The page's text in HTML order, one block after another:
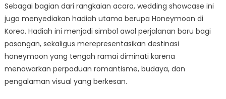
Sebagai bagian dari rangkaian acara, wedding showcase ini
juga menyediakan hadiah utama berupa Honeymoon di
Korea. Hadiah ini menjadi simbol awal perjalanan baru bagi
pasangan, sekaligus merepresentasikan destinasi
honeymoon yang tengah ramai diminati karena
menawarkan perpaduan romantisme, budaya, dan
pengalaman visual yang berkesan.